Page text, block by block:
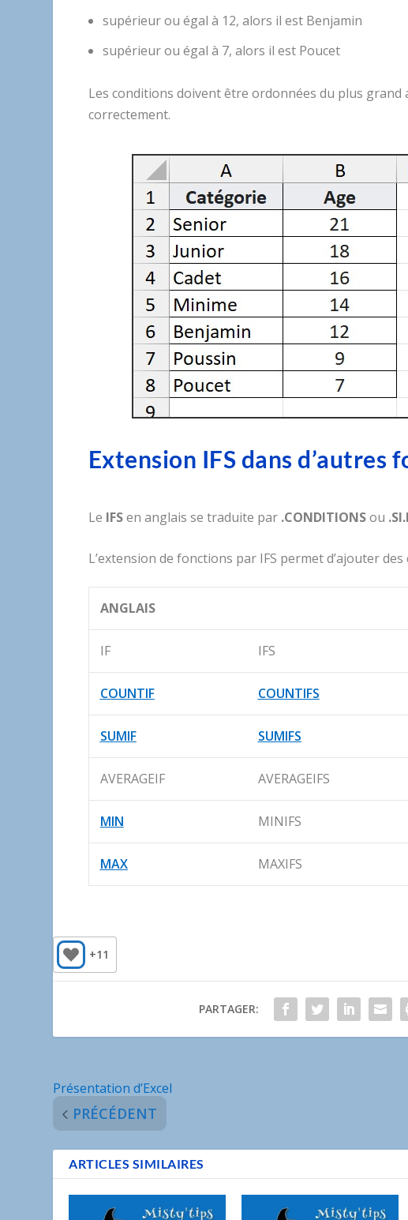
supérieur ou égal à 12, alors il est Benjamin
supérieur ou égal à 7, alors il est Poucet
Les conditions doivent être ordonnées du plus
correctement.
Extension IFS dans d’autres
Le IFSen anglais se traduite par .CONDITIONSou
L’extension de fonctions par IFS permet d’ajouter
ANGLAIS
IF IFS
COUNTIF COUNTIFS
SUMIF SUMIFS
AVERAGEIF AVERAGEIFS
MIN MINIFS
MAX MAXIFS
+11
PARTAGER:
Présentation d’Excel
PRÉCÉDENT
ARTICLES SIMILAIRES